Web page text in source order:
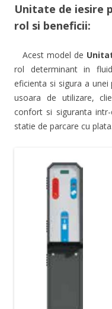
Unitate de iesire
rol si beneficii:
Acest model de
rol determinant in
eficienta si sigura a
usoara de utilizare,
confort si siguranta
statie de parcare cu plata.